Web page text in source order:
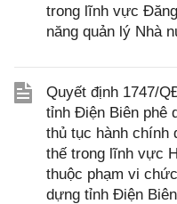
trong lĩnh vực
năng quản lý Nhà
Quyết định 1747/
tỉnh Điện Biên phê
thủ tục hành chính
thế trong lĩnh vực
thuộc phạm vi
dựng tỉnh Điện Biên